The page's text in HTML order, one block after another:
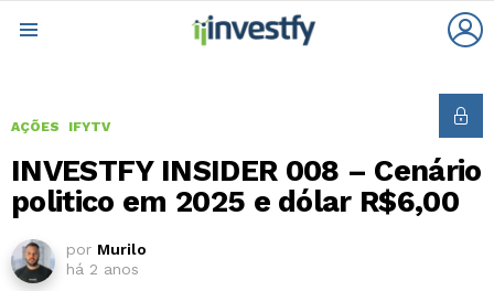
AÇÕES IFYTV
INVESTFY INSIDER 008 – Cenário
politico em 2025 e dólar R$6,00
por Murilo
há 2 anos